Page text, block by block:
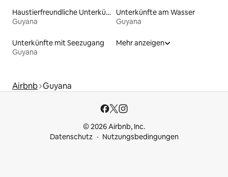
Haustierfreundliche Unterkünfte
Guyana
Unterkünfte am Wasser
Guyana
Unterkünfte mit Seezugang
Guyana
Mehr anzeigen
Airbnb Guyana
© 2026 Airbnb, Inc.
Datenschutz
Nutzungsbedingungen